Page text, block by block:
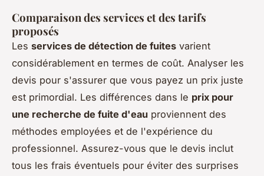
Comparaison des services et des tarifs
proposés
Les services de détection de fuites varient
considérablement en termes de coût. Analyser les
devis pour s'assurer que vous payez un prix juste
est primordial. Les différences dans le prix pour
une recherche de fuite d'eau proviennent des
méthodes employées et de l'expérience du
professionnel. Assurez-vous que le devis inclut
tous les frais éventuels pour éviter des surprises